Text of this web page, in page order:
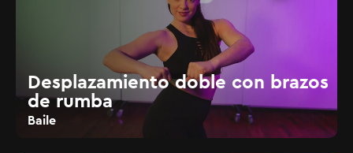
Desplazamiento doble con brazos
de rumba
Baile